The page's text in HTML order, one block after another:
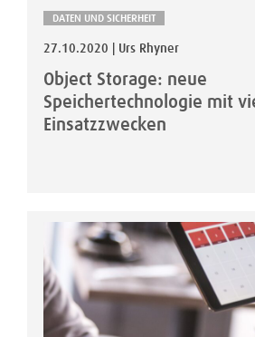
DATEN UND SICHERHEIT
27.10.2020 | Urs Rhyner
Object Storage: neue
Speichertechnologie mit
Einsatzzwecken